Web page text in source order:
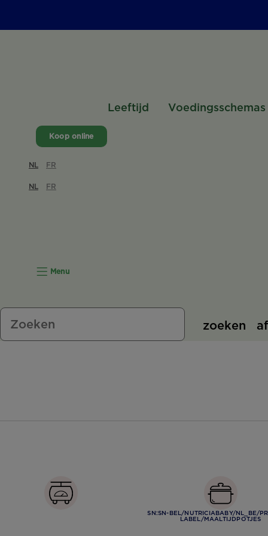
Leeftijd Voedingsschemas
Koop online
NL FR
NL FR
Menu
zoeken
SN:SN-BEL/NUTRICIABABY/NL_BE/
LABEL/MAALTIJDPOTJES